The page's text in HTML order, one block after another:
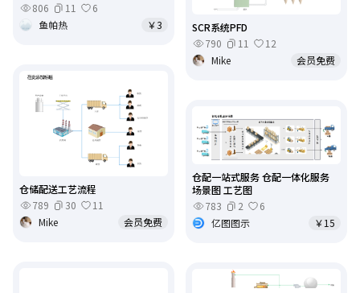
806
11
6
鱼帕热
￥3
SCR系统PFD
790
11
12
Mike
会员免费
仓储配送工艺流程
789
30
11
Mike
会员免费
仓配一站式服务 仓配一体化服务
场景图 工艺图
783
2
6
亿图图示
￥15